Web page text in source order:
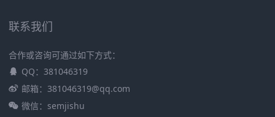
联系我们
合作或咨询可通过如下方式：
QQ：381046319
邮箱：381046319@qq.com
微信：semjishu